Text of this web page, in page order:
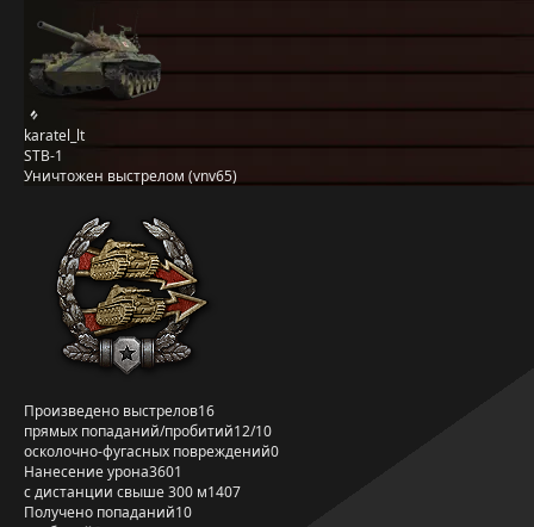
karatel_lt
STB-1
Уничтожен выстрелом (vnv65)
Произведено выстрелов16
прямых попаданий/пробитий12/10
осколочно-фугасных повреждений0
Нанесение урона3601
с дистанции свыше 300 м1407
Получено попаданий10